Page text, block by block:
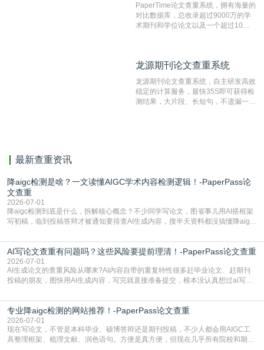
PaperTime论文查重系统，拥有海量的
对比数据库，总收录超过9000万的学
术期刊和学位论文以及一个超过10亿
对，利用指纹索引快速而精准地在云检
有相似的片段，该项技术检测速度快、
准确率高，市场反映良好。
龙源期刊论文查重系统
龙源期刊论文查重系统，自主研发高效
稳定的计算服务，最快35S即可获得检
测结果，大片段、长短句，不遗漏一处
最新查重资讯
降aigc检测是啥？一文读懂AIGC学术内容检测逻辑！-PaperPass论
文查重
2026-07-01
降aigc检测到底是什么，拆解核心概念？不少同学写论文，图省事儿用AI搭框架
写初稿，临到投稿答辩才被通知要排查AI生成内容，搜半天资料都没搞懂降aigc
怕是已经入行的科研人员，不少人也搞不清降aigc检测是啥，对相关要求摸不
准。其实，降aigc检测是伴随AIGC工具在学术领域普及诞生的新需求，核心是为
了满足现在高校、期刊对AI生
AI写论文查重有问题吗？这些风险要提前理清！-PaperPass论文查重
2026-07-01
AI生成论文的查重风险从哪来?AI内容自带的重复特性很多赶毕业论文、赶期刊
投稿的朋友，图快用AI生成内容，写完就直接准备提交，根本没认真想过ai写论
自带不可忽视的查重风险。AI训练依赖海量公开的文本数据，生成内容本质是基
于训练数据的概率拼接，不是从零开始的原创创作。生成过程中，很容易复用已
有的高频公共表述，甚至直接拼接已经公开
专业降aigc检测的网站推荐！-PaperPass论文查重
2026-07-01
现在写论文，不管是本科毕业、硕博答辩还是期刊投稿，不少人都会用AIGC工
具整理框架、梳理文献、润色语句。方便是真方便，但现在几乎所有院校和期刊